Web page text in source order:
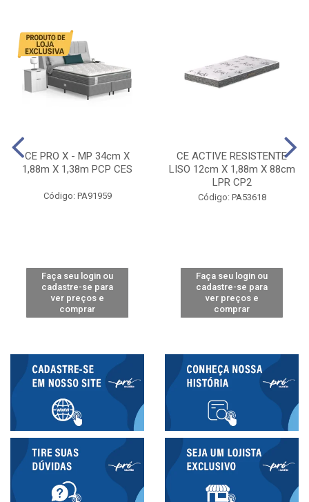
CE PRO X - MP 34cm X
1,88m X 1,38m PCP CES
Código: PA91959
Faça seu login ou
cadastre-se para
ver preços e
comprar
CE ACTIVE RESISTENTE
LISO 12cm X 1,88m X 88cm
LPR CP2
Código: PA53618
Faça seu login ou
cadastre-se para
ver preços e
comprar